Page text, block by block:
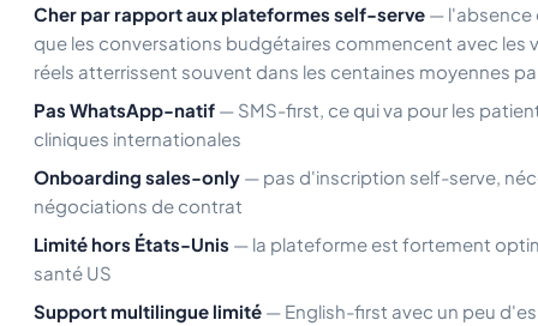
Cher par rapport aux plateformes self-serve — l'absence
que les conversations budgétaires commencent avec les
réels atterrissent souvent dans les centaines moyennes
Pas WhatsApp-natif — SMS-first, ce qui va pour les
cliniques internationales
Onboarding sales-only — pas d'inscription self-serve,
négociations de contrat
Limité hors États-Unis — la plateforme est fortement
santé US
Support multilingue limité — English-first avec un peu